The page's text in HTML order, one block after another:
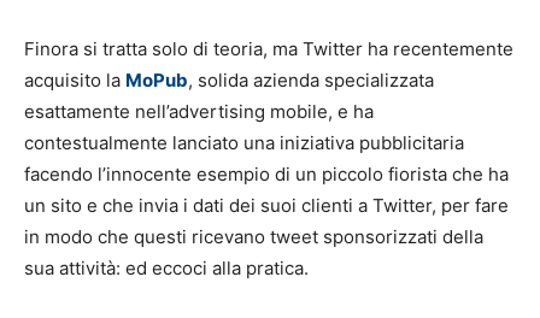
Finora si tratta solo di teoria, ma Twitter ha recentemente
acquisito la MoPub, solida azienda specializzata
esattamente nell’advertising mobile, e ha
contestualmente lanciato una iniziativa pubblicitaria
facendo l’innocente esempio di un piccolo fiorista che ha
un sito e che invia i dati dei suoi clienti a Twitter, per fare
in modo che questi ricevano tweet sponsorizzati della
sua attività: ed eccoci alla pratica.